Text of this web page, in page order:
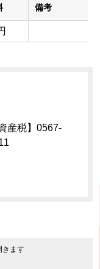
備考
産税】0567-
きます